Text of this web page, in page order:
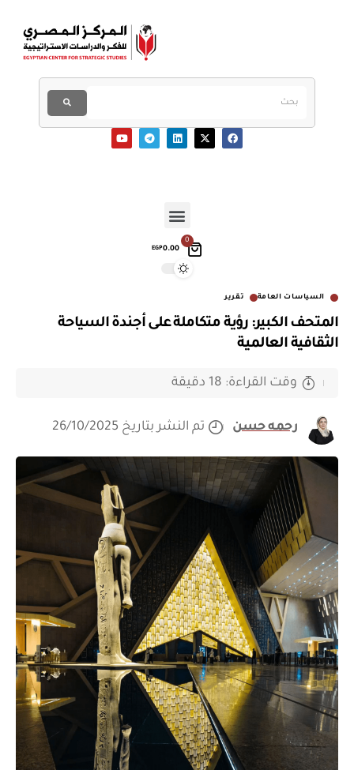
0
EGP0.00
السياسات العامة تقرير
المتحف الكبير: رؤية متكاملة على أجندة السياحة
الثقافية العالمية
رحمه حسن تم النشر بتاريخ 26/10/2025
وقت القراءة: 18 دقيقة